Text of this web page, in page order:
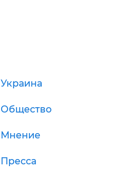
Украина
Общество
Мнение
Пресса